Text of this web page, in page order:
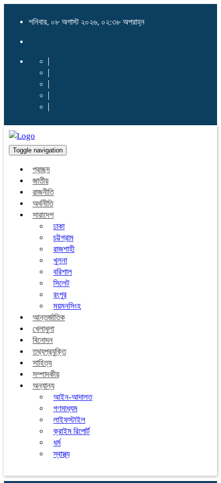
শনিবার, ০৮ অগাস্ট ২০২৬, ০২:৩৮ অপরাহ্ন
Toggle navigation
প্রচ্ছদ
জাতীয়
রাজনীতি
অর্থনীতি
সারাদেশ
ঢাকা
চট্টগ্রাম
রাজশাহী
খুলনা
বরিশাল
সিলেট
রংপুর
ময়মনসিংহ
আন্তর্জাতিক
খেলাধুলা
বিনোদন
তথ্যপ্রযুক্তি
সাহিত্য
সম্পাদকীয়
অন্যান্য
আইন-আদালত
গণমাধ্যম
লাইফস্টাইল
ক্রাইম রিপোর্ট
ধর্ম
স্বাস্থ্য